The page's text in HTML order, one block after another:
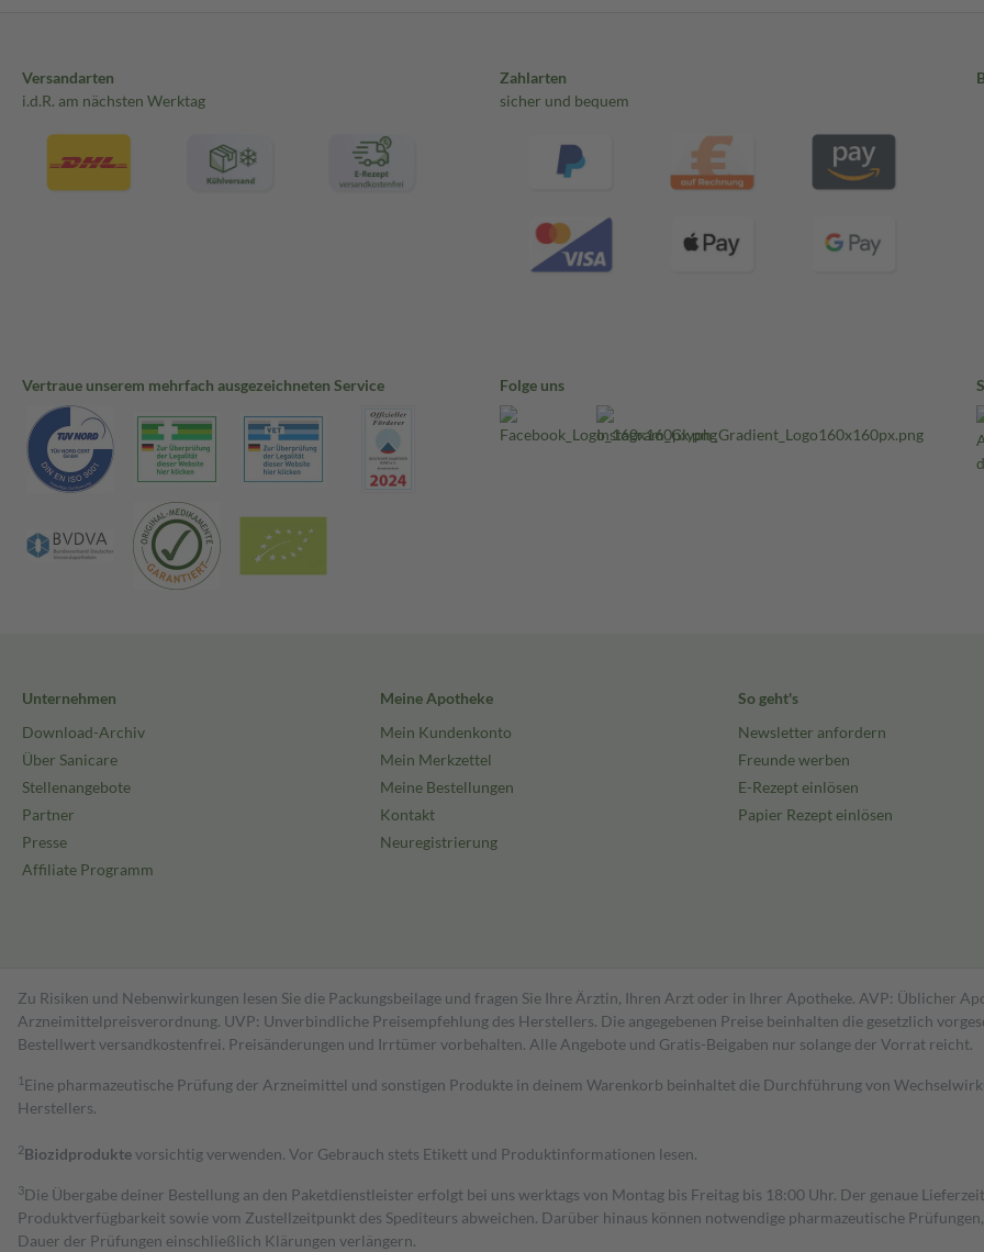
Versandarten
i.d.R. am nächsten Werktag
Zahlarten
sicher und bequem
Vertraue unserem mehrfach ausgezeichneten Service Folge uns
Unternehmen
Download-Archiv
Über Sanicare
Stellenangebote
Partner
Presse
Affiliate Programm
Meine Apotheke
Mein Kundenkonto
Mein Merkzettel
Meine Bestellungen
Kontakt
Neuregistrierung
So geht's
Newsletter anfordern
Freunde werben
E-Rezept einlösen
Papier Rezept einlösen
Zu Risiken und Nebenwirkungen lesen Sie die Packungsbeilage und fragen Sie Ihre Ärztin, Ihren Arzt oder in Ihrer Apotheke. AVP: Üblicher
Arzneimittelpreisverordnung. UVP: Unverbindliche Preisempfehlung des Herstellers. Die angegebenen Preise beinhalten die gesetzlich
Bestell­wert versand­kosten­frei. Preisänderungen und Irrtümer vorbehalten. Alle Angebote und Gratis-Beigaben nur solange der Vorrat reicht.
1 Eine pharmazeutische Prüfung der Arzneimittel und sonstigen Produkte in deinem Warenkorb beinhaltet die Durchführung von
Herstellers.
2Biozidproduktevorsichtig verwenden. Vor Gebrauch stets Etikett und Produktinformationen lesen.
3Die Übergabe deiner Bestellung an den Paketdienstleister erfolgt bei uns werktags von Montag bis Freitag bis 18:00 Uhr. Der genaue
Produktverfügbarkeit sowie vom Zustellzeitpunkt des Spediteurs abweichen. Darüber hinaus können notwendige pharmazeutische
Dauer der Prüfungen einschließlich Klärungen verlängern.